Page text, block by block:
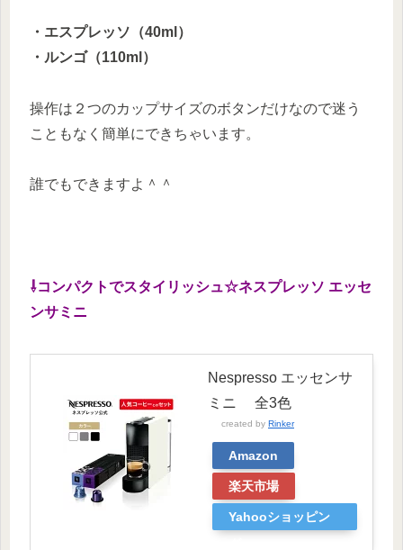
・エスプレッソ（40ml）
・ルンゴ（110ml）
操作は２つのカップサイズのボタンだけなので迷う
こともなく簡単にできちゃいます。
誰でもできますよ＾＾
⇩コンパクトでスタイリッシュ☆ネスプレッソ エッセ
ンサミニ
Nespresso エッセンサ
ミニ 全3色
created by Rinker
Amazon
楽天市場
Yahooショッピン